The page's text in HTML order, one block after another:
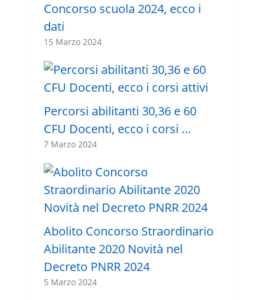
Concorso scuola 2024, ecco i
dati
15 Marzo 2024
Percorsi abilitanti 30,36 e 60
CFU Docenti, ecco i corsi …
7 Marzo 2024
Abolito Concorso Straordinario
Abilitante 2020 Novità nel
Decreto PNRR 2024
5 Marzo 2024